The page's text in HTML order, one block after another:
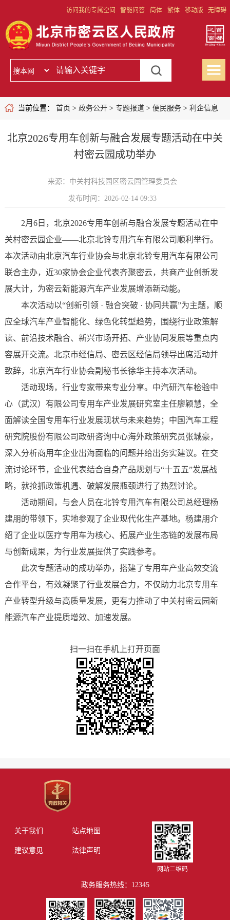
访问我的专属空间 智能问答 简体 繁体 移动版 无障碍
当前位置： 首页 > 政务公开> 专题报道> 便民服务> 利企信息
北京2026专用车创新与融合发展专题活动在中关
村密云园成功举办
来源：中关村科技园区密云园管理委员会
发布时间：2026-02-14 09:33
2月6日，北京2026专用车创新与融合发展专题活动在中
关村密云园企业——北京北铃专用汽车有限公司顺利举行。
本次活动由北京汽车行业协会与北京北铃专用汽车有限公司
联合主办，近30家协会企业代表齐聚密云，共商产业创新发
展大计，为密云新能源汽车产业发展增添新动能。
本次活动以“创新引领 · 融合突破 · 协同共赢”为主题，顺
应全球汽车产业智能化、绿色化转型趋势，围绕行业政策解
读、前沿技术融合、新兴市场开拓、产业协同发展等重点内
容展开交流。北京市经信局、密云区经信局领导出席活动并
致辞，北京汽车行业协会副秘书长徐华主持本次活动。
活动现场，行业专家带来专业分享。中汽研汽车检验中
心（武汉）有限公司专用车产业发展研究室主任廖颖慧，全
面解读全国专用车行业发展现状与未来趋势；中国汽车工程
研究院股份有限公司政研咨询中心海外政策研究员张城豪，
深入分析商用车企业出海面临的问题并给出务实建议。在交
流讨论环节，企业代表结合自身产品规划与“十五五”发展战
略，就抢抓政策机遇、破解发展瓶颈进行了热烈讨论。
活动期间，与会人员在北铃专用汽车有限公司总经理杨
建朋的带领下，实地参观了企业现代化生产基地。杨建朋介
绍了企业以医疗专用车为核心、拓展产业生态链的发展布局
与创新成果，为行业发展提供了实践参考。
此次专题活动的成功举办，搭建了专用车产业高效交流
合作平台，有效凝聚了行业发展合力，不仅助力北京专用车
产业转型升级与高质量发展，更有力推动了中关村密云园新
能源汽车产业提质增效、加速发展。
扫一扫在手机上打开页面
关于我们 站点地图
建议意见 法律声明
网站二维码
政务服务热线：12345